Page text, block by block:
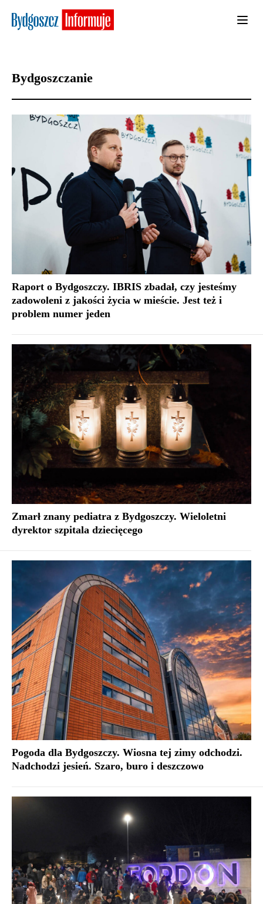
Bydgoszczanie
Raport o Bydgoszczy. IBRIS zbadał, czy jesteśmy
zadowoleni z jakości życia w mieście. Jest też i
problem numer jeden
Zmarł znany pediatra z Bydgoszczy. Wieloletni
dyrektor szpitala dziecięcego
Pogoda dla Bydgoszczy. Wiosna tej zimy odchodzi.
Nadchodzi jesień. Szaro, buro i deszczowo